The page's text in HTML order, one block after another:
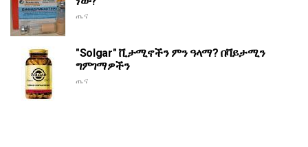
ጤና
"Solgar" ቪታሚኖችን ምን ዓላማ? በቫይታሚን
ግምገማዎችን
ጤና